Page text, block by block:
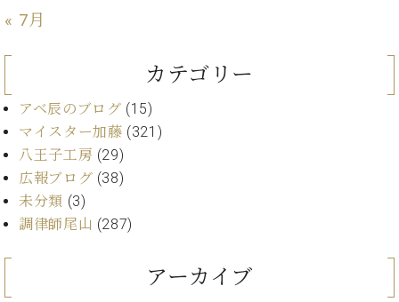
ル
W.
ホ
ン
子
・
技
術
営
業
セ
ン
« 7月
カテゴリー
アベ辰のブログ (15)
マイスター加藤 (321)
八王子工房 (29)
広報ブログ (38)
未分類 (3)
調律師尾山 (287)
アーカイブ